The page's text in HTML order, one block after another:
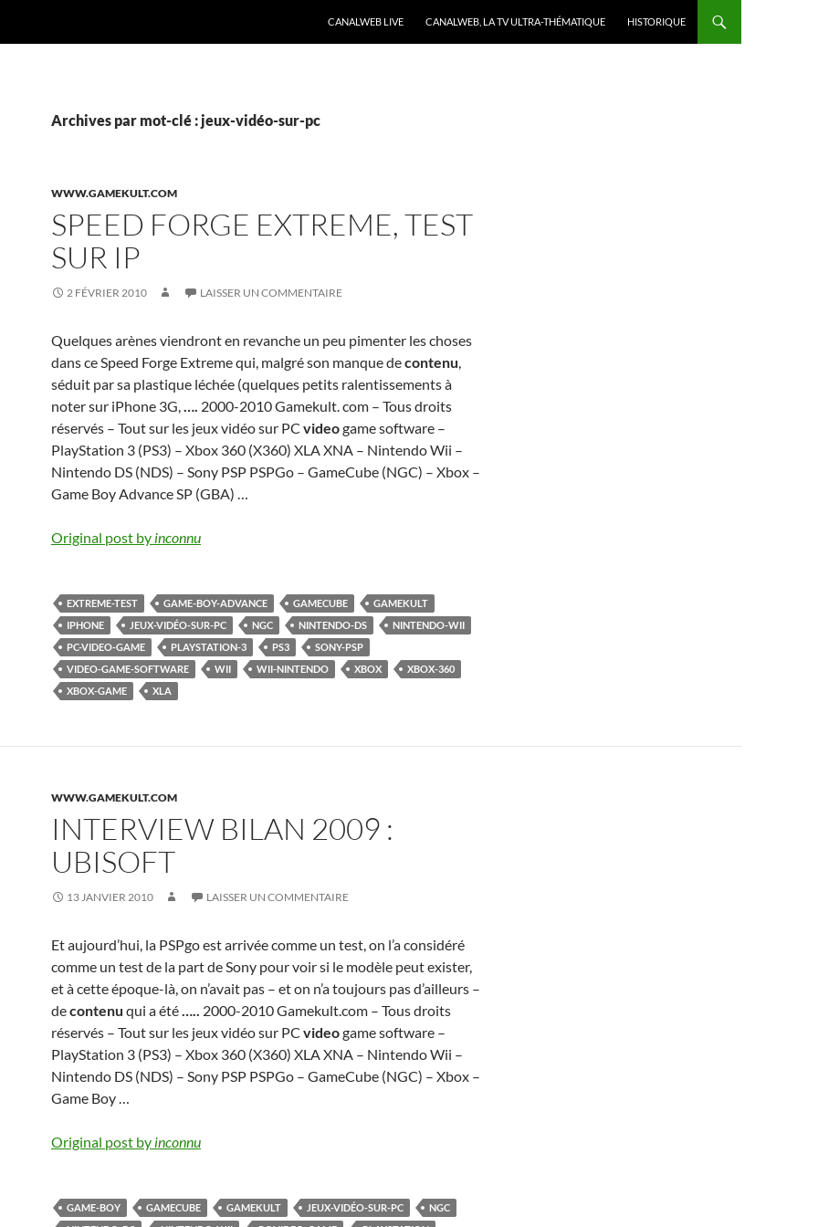
CANALWEB LIVE CANALWEB, LA TV ULTRA-THÉMATIQUE HISTORIQUE
Archives par mot-clé : jeux-vidéo-sur-pc
WWW.GAMEKULT.COM
SPEED FORGE EXTREME, TEST
SUR IP
2 FÉVRIER 2010 LAISSER UN COMMENTAIRE
Quelques arènes viendront en revanche un peu pimenter les choses
dans ce Speed Forge Extreme qui, malgré son manque decontenu,
séduit par sa plastique léchée (quelques petits ralentissements à
noter sur iPhone 3G,…. 2000-2010 Gamekult. com – Tous droits
réservés – Tout sur les jeux vidéo sur PC videogame software –
PlayStation 3 (PS3) – Xbox 360 (X360) XLA XNA – Nintendo Wii –
Nintendo DS (NDS) – Sony PSP PSPGo – GameCube (NGC) – Xbox –
Game Boy Advance SP (GBA) …
Original post by inconnu
EXTREME-TEST GAME-BOY-ADVANCE GAMECUBE
GAMEKULT
IPHONE
JEUX-VIDÉO-SUR-PC NGC NINTENDO-DS
NINTENDO-WII
PC-VIDEO-GAME
PLAYSTATION-3 PS3
SONY-PSP
VIDEO-GAME-SOFTWARE
WII WII-NINTENDO XBOX
XBOX-360
XBOX-GAME
XLA
WWW.GAMEKULT.COM
INTERVIEW BILAN 2009 :
UBISOFT
13 JANVIER 2010 LAISSER UN COMMENTAIRE
Et aujourd’hui, la PSPgo est arrivée comme un test, on l’a considéré
comme un test de la part de Sony pour voir si le modèle peut exister,
et à cette époque-là, on n’avait pas – et on n’a toujours pas d’ailleurs –
decontenu qui a été….. 2000-2010 Gamekult.com – Tous droits
réservés – Tout sur les jeux vidéo sur PC videogame software –
PlayStation 3 (PS3) – Xbox 360 (X360) XLA XNA – Nintendo Wii –
Nintendo DS (NDS) – Sony PSP PSPGo – GameCube (NGC) – Xbox –
Game Boy …
Original post by inconnu
GAME-BOY GAMECUBE GAMEKULT JEUX-VIDÉO-SUR-PC
NGC